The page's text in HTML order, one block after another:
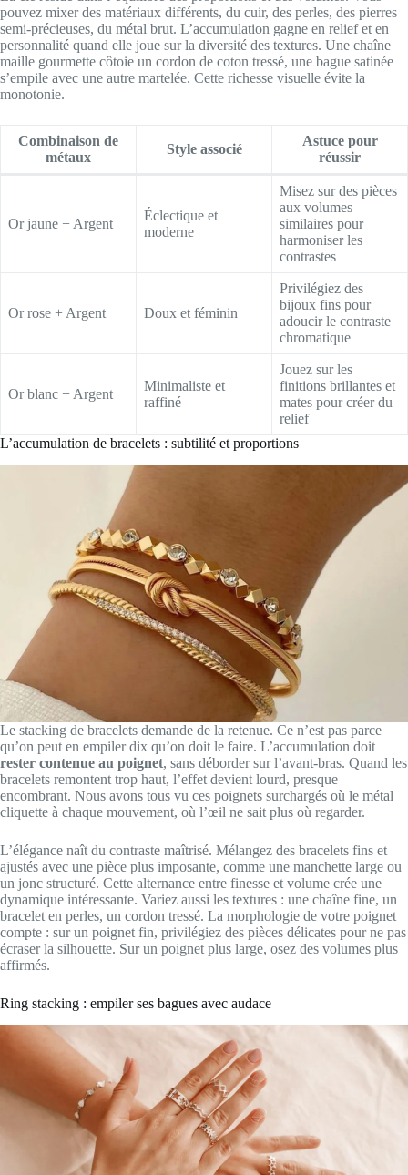
pouvez mixer des matériaux différents, du cuir, des perles, des pierres
semi-précieuses, du métal brut. L’accumulation gagne en relief et en
personnalité quand elle joue sur la diversité des textures. Une chaîne
maille gourmette côtoie un cordon de coton tressé, une bague satinée
s’empile avec une autre martelée. Cette richesse visuelle évite la
monotonie.
Combinaison de
métaux
Style associé
Astuce pour
réussir
Or jaune + Argent
Éclectique et
moderne
Misez sur des pièces
aux volumes
similaires pour
harmoniser les
contrastes
Or rose + Argent Doux et féminin
Privilégiez des
bijoux fins pour
adoucir le contraste
chromatique
Or blanc + Argent
Minimaliste et
raffiné
Jouez sur les
finitions brillantes et
mates pour créer du
relief
L’accumulation de bracelets : subtilité et proportions
Le stacking de bracelets demande de la retenue. Ce n’est pas parce
qu’on peut en empiler dix qu’on doit le faire. L’accumulation doit
rester contenue au poignet, sans déborder sur l’avant-bras. Quand les
bracelets remontent trop haut, l’effet devient lourd, presque
encombrant. Nous avons tous vu ces poignets surchargés où le métal
cliquette à chaque mouvement, où l’œil ne sait plus où regarder.
L’élégance naît du contraste maîtrisé. Mélangez des bracelets fins et
ajustés avec une pièce plus imposante, comme une manchette large ou
un jonc structuré. Cette alternance entre finesse et volume crée une
dynamique intéressante. Variez aussi les textures : une chaîne fine, un
bracelet en perles, un cordon tressé. La morphologie de votre poignet
compte : sur un poignet fin, privilégiez des pièces délicates pour ne pas
écraser la silhouette. Sur un poignet plus large, osez des volumes plus
affirmés.
Ring stacking : empiler ses bagues avec audace